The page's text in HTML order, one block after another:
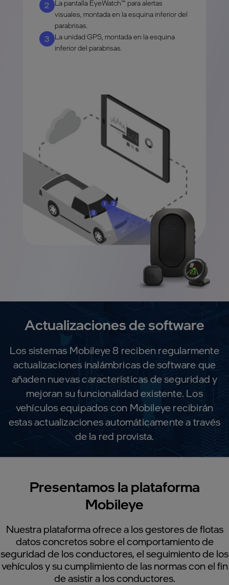
2
La pantalla EyeWatch™ para alertas
visuales, montada en la esquina inferior del
parabrisas.
3
La unidad GPS, montada en la esquina
inferior del parabrisas.
Actualizaciones de software
Los sistemas Mobileye 8 reciben regularmente
actualizaciones inalámbricas de software que
añaden nuevas características de seguridad y
mejoran su funcionalidad existente. Los
vehículos equipados con Mobileye recibirán
estas actualizaciones automáticamente a través
de la red provista.
Presentamos la plataforma
Mobileye
Nuestra plataforma ofrece a los gestores de flotas
datos concretos sobre el comportamiento de
seguridad de los conductores, el seguimiento de los
vehículos y su cumplimiento de las normas con el fin
de asistir a los conductores.